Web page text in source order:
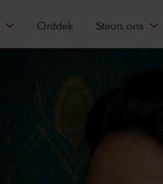
Ontdek Steun ons